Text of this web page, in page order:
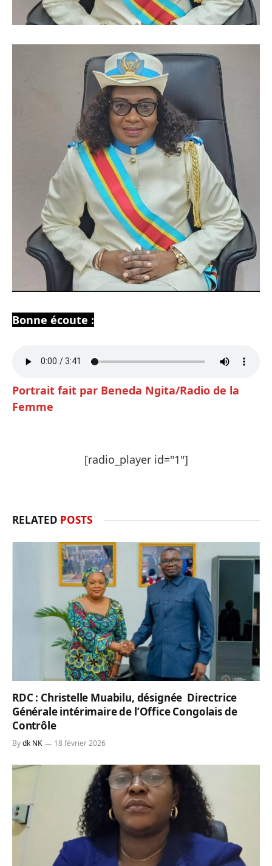
Bonne écoute :
Portrait fait par Beneda Ngita/Radio de la
Femme
[radio_player id="1"]
RELATED POSTS
RDC : Christelle Muabilu, désignée Directrice
Générale intérimaire de l’Office Congolais de
Contrôle
Bydk NK 18 février 2026